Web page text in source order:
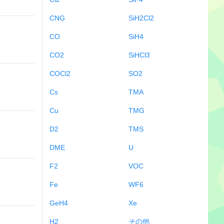
CNG
CO
CO2
COCl2
Cs
Cu
D2
DME
F2
Fe
GeH4
H2
SiH2Cl2
SiH4
SiHCl3
SO2
TMA
TMG
TMS
U
VOC
WF6
Xe
その他